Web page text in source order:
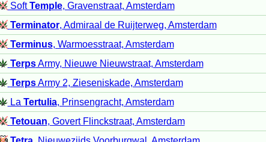
SoftTemple, Gravenstraat, Amsterdam
Terminator, Admiraal de Ruijterweg, Amsterdam
Terminus, Warmoesstraat, Amsterdam
TerpsArmy, Nieuwe Nieuwstraat, Amsterdam
TerpsArmy 2, Zieseniskade, Amsterdam
La Tertulia, Prinsengracht, Amsterdam
Tetouan, Govert Flinckstraat, Amsterdam